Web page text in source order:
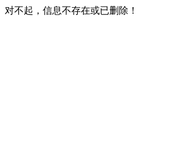
对不起，信息不存在或已删除！